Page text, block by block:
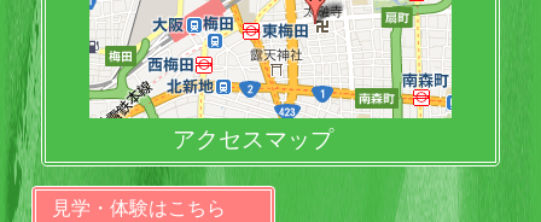
アクセスマップ
見学・体験はこちら